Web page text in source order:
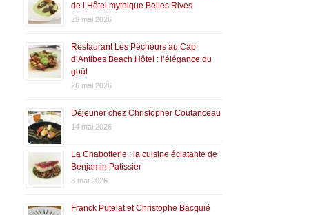
de l’Hôtel mythique Belles Rives
29 mai 2026
Restaurant Les Pêcheurs au Cap
d’Antibes Beach Hôtel : l’élégance du
goût
26 mai 2026
Déjeuner chez Christopher Coutanceau
14 mai 2026
La Chabotterie : la cuisine éclatante de
Benjamin Patissier
8 mai 2026
Franck Putelat et Christophe Bacquié